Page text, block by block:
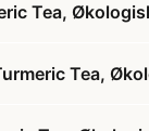
Tea,
Tea,